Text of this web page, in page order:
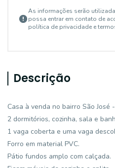
As informações serão
possa entrar em contato de
política de privacidade e
Descrição
Casa à venda no bairro São José
2 dormitórios, cozinha, sala e
1 vaga coberta e uma vaga
Forro em material PVC.
Pátio fundos amplo com calçada.